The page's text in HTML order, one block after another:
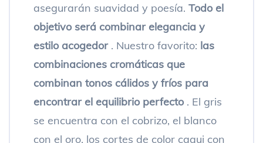
asegurarán suavidad y poesía. Todo el
objetivo será combinar elegancia y
estilo acogedor. Nuestro favorito: las
combinaciones cromáticas que
combinan tonos cálidos y fríos para
encontrar el equilibrio perfecto . El gris
se encuentra con el cobrizo, el blanco
con el oro, los cortes de color caqui con